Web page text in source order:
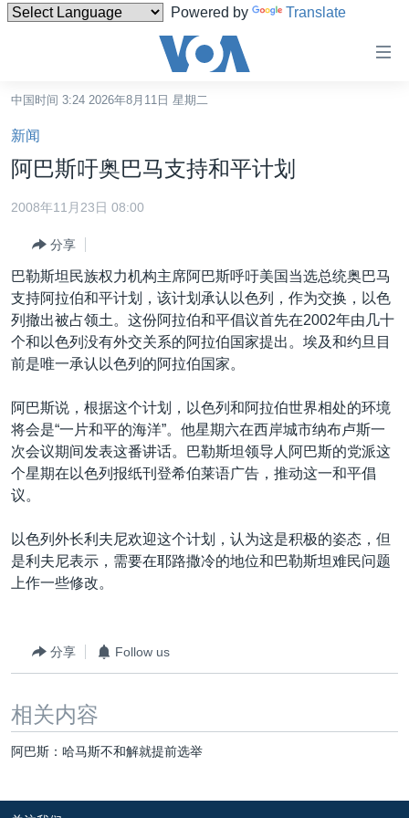
Powered by Translate
碍
链
接
跳
转
容
转
跳
转
到
索
港澳
国际
最新国际新闻
印太
欧洲
非洲
美洲
分类新闻
经济·金融·贸易
科教·文娱·体健
军事
劳工
美中关系
白宫要闻
国会报道
美中关系
埃博拉疫情
美国之音专访
台海两岸关系
南中国海争端
关注西藏
关注新疆
VOA视频
VOA今日焦点
中文广播
关注我们
其他语言网站
中国时间 3:24 2026年8月11日 星期二
新闻
阿巴斯吁奥巴马支持和平计划
2008年11月23日 08:00
分享
巴勒斯坦民族权力机构主席阿巴斯呼吁美国当选总统奥巴马
支持阿拉伯和平计划，该计划承认以色列，作为交换，以色
列撤出被占领土。这份阿拉伯和平倡议首先在2002年由几十
个和以色列没有外交关系的阿拉伯国家提出。埃及和约旦目
前是唯一承认以色列的阿拉伯国家。
阿巴斯说，根据这个计划，以色列和阿拉伯世界相处的环境
将会是“一片和平的海洋”。他星期六在西岸城市纳布卢斯一
次会议期间发表这番讲话。巴勒斯坦领导人阿巴斯的党派这
个星期在以色列报纸刊登希伯莱语广告，推动这一和平倡
议。
以色列外长利夫尼欢迎这个计划，认为这是积极的姿态，但
是利夫尼表示，需要在耶路撒冷的地位和巴勒斯坦难民问题
上作一些修改。
分享 Follow us
相关内容
阿巴斯：哈马斯不和解就提前选举